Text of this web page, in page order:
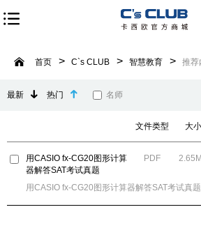
首页 C`s CLUB 智慧教育 推荐
最新 热门 名师
文件类型 大小
用CASIO fx-CG20图形计算
器解答SAT考试真题
用CASIO fx-CG20图形计算器解答SAT考试真题
PDF